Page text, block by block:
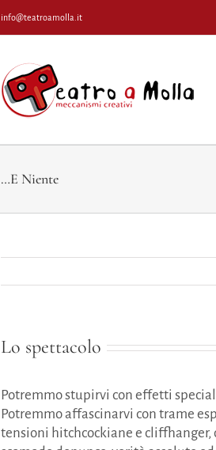
info@teatroamolla.it
…E Niente
Lo spettacolo
Potremmo stupirvi con effetti
Potremmo affascinarvi con trame
tensioni hitchcockiane e cliffhanger,